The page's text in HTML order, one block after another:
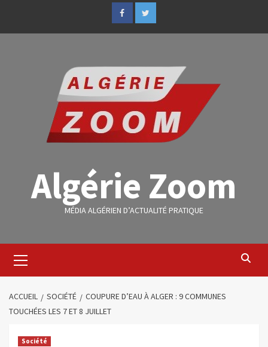
Algérie Zoom
MÉDIA ALGÉRIEN D’ACTUALITÉ PRATIQUE
ACCUEIL SOCIÉTÉ
COUPURE D’EAU À ALGER : 9 COMMUNES
TOUCHÉES LES 7 ET 8 JUILLET
Société